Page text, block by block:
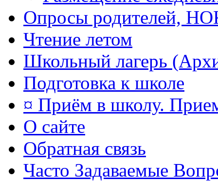
Опросы родителей,
Чтение летом
Школьный лагерь
Подготовка к школе
¤ Приём в школу.
О сайте
Обратная связь
Часто Задаваемые